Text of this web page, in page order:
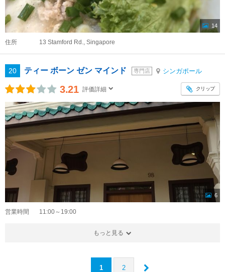
14
住所 13 Stamford Rd., Singapore
20 ティー ボーン ゼン マインド 専門店 シンガポール
3.21 評価詳細 クリップ
6
営業時間 11:00～19:00
もっと見る
1 2